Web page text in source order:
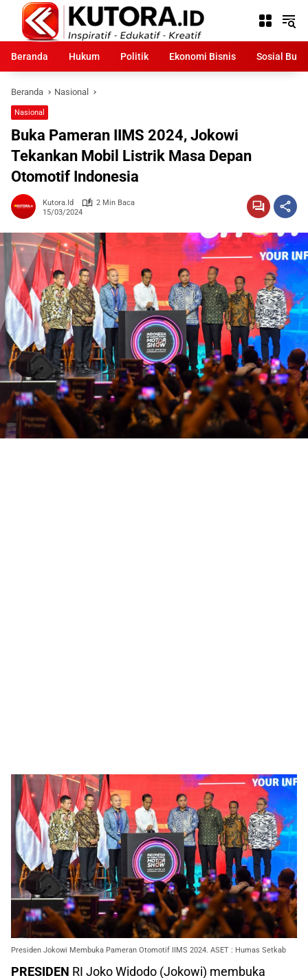
Langsung
konten
Beranda
Hukum Politik Ekonomi Bisnis Sosial
Beranda Nasional
Nasional
Buka Pameran IIMS 2024, Jokowi
Tekankan Mobil Listrik Masa Depan
Otomotif Indonesia
Kutora.id
2 Min Baca
15/03/2024
Presiden Jokowi Membuka Pameran Otomotif IIMS 2024. ASET : Humas Setkab
PRESIDEN RI Joko Widodo (Jokowi) membuka